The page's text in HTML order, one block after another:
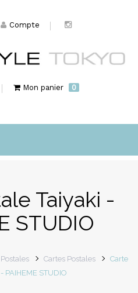
Compte
Mon panier 0
Taiyaki -
STUDIO
Cartes Postales
Carte
PAIHEME STUDIO